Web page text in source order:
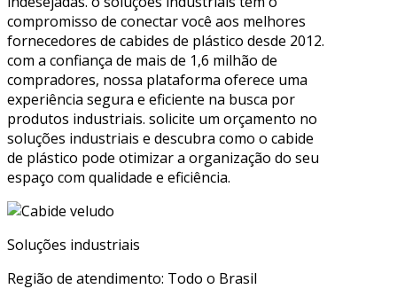
compromisso de conectar você aos melhores
fornecedores de cabides de plástico desde 2012.
com a confiança de mais de 1,6 milhão de
compradores, nossa plataforma oferece uma
experiência segura e eficiente na busca por
produtos industriais. solicite um orçamento no
soluções industriais e descubra como o cabide
de plástico pode otimizar a organização do seu
espaço com qualidade e eficiência.
Soluções industriais
Região de atendimento: Todo o Brasil